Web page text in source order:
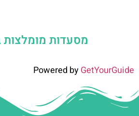
מסעדות מומלצות
Powered byGetYourGuide